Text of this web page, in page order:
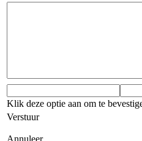
Klik deze optie aan om te
Verstuur